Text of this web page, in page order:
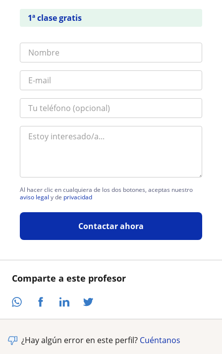
Comparte a este profesor
1ª clase gratis
Al hacer clic en cualquiera de los dos botones, aceptas nuestro
aviso legal y de privacidad
Contactar ahora
¿Hay algún error en este perfil? Cuéntanos